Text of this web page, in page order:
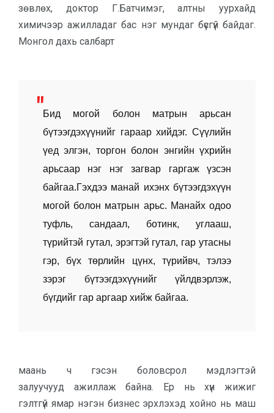
зөвлөх, доктор Г.Батчимэг, алтны уурхайд
химичээр ажилладаг бас нэг мундаг бүсгүй байдаг.
Монгол дахь салбарт
Бид могой болон матрын арьсан
бүтээгдэхүүнийг гараар хийдэг. Сүүлийн
үед элгэн, торгон болон энгийн үхрийн
арьсаар нэг нэг загвар гаргаж үзсэн
байгаа.Гэхдээ манай ихэнх бүтээгдэхүүн
могой болон матрын арьс. Манайх одоо
туфль, сандаал, ботинк, углааш,
түрийтэй гутал, эрэгтэй гутал, гар утасны
гэр, бүх төрлийн цүнх, түрийвч, тэлээ
зэрэг бүтээгдэхүүнийг үйлдвэрлэж,
бүгдийг гар аргаар хийж байгаа.
маань ч гэсэн боловсрол мэдлэгтэй
залуучууд
ажиллаж байна. Ер нь хүн жижиг
гэлтгүй ямар нэгэн бизнес эрхлэхэд хойно нь маш